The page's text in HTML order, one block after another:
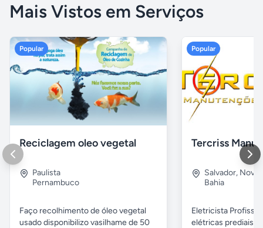
Mais Vistos em Serviços
Popular
Reciclagem oleo vegetal
Paulista
Pernambuco
Faço recolhimento de óleo vegetal
usado disponibilizo vasilhame de 50
Popular
Salvador, Nova
Bahia
Eletricista
elétricas prediais e